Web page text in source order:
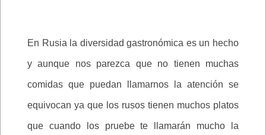
En Rusia la diversidad gastronómica es un hecho
y aunque nos parezca que no tienen muchas
comidas que puedan llamarnos la atención se
equivocan ya que los rusos tienen muchos platos
que cuando los pruebe te llamarán mucho la